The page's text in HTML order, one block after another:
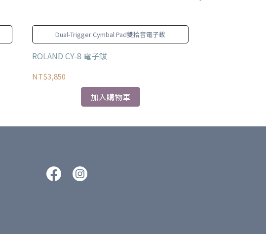
Dual-Trigger Cymbal Pad雙拾音電子鈸
ROLAND CY-8 電子鈸
NT$3,850
加入購物車